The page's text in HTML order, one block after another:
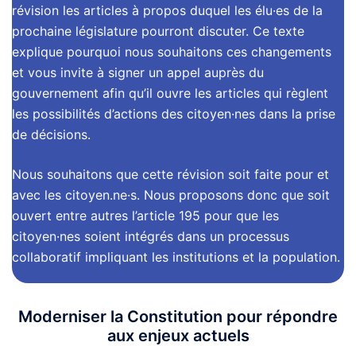
révision les articles à propos duquel les élu·es de la
prochaine législature pourront discuter. Ce texte
explique pourquoi nous souhaitons ces changements
et vous invite à signer un appel auprès du
gouvernement afin qu’il ouvre les articles qui règlent
les possibilités d’actions des citoyen·nes dans la prise
de décisions.
Nous souhaitons que cette révision soit faite pour et
avec les citoyen.ne·s. Nous proposons donc que soit
ouvert entre autres l’article 195 pour que les
citoyen·nes soient intégrés dans un processus
collaboratif impliquant les institutions et la population.
Moderniser la Constitution pour répondre
aux enjeux actuels